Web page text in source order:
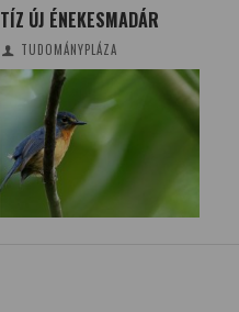
TÍZ ÚJ ÉNEKESMADÁR
TUDOMÁNYPLÁZA